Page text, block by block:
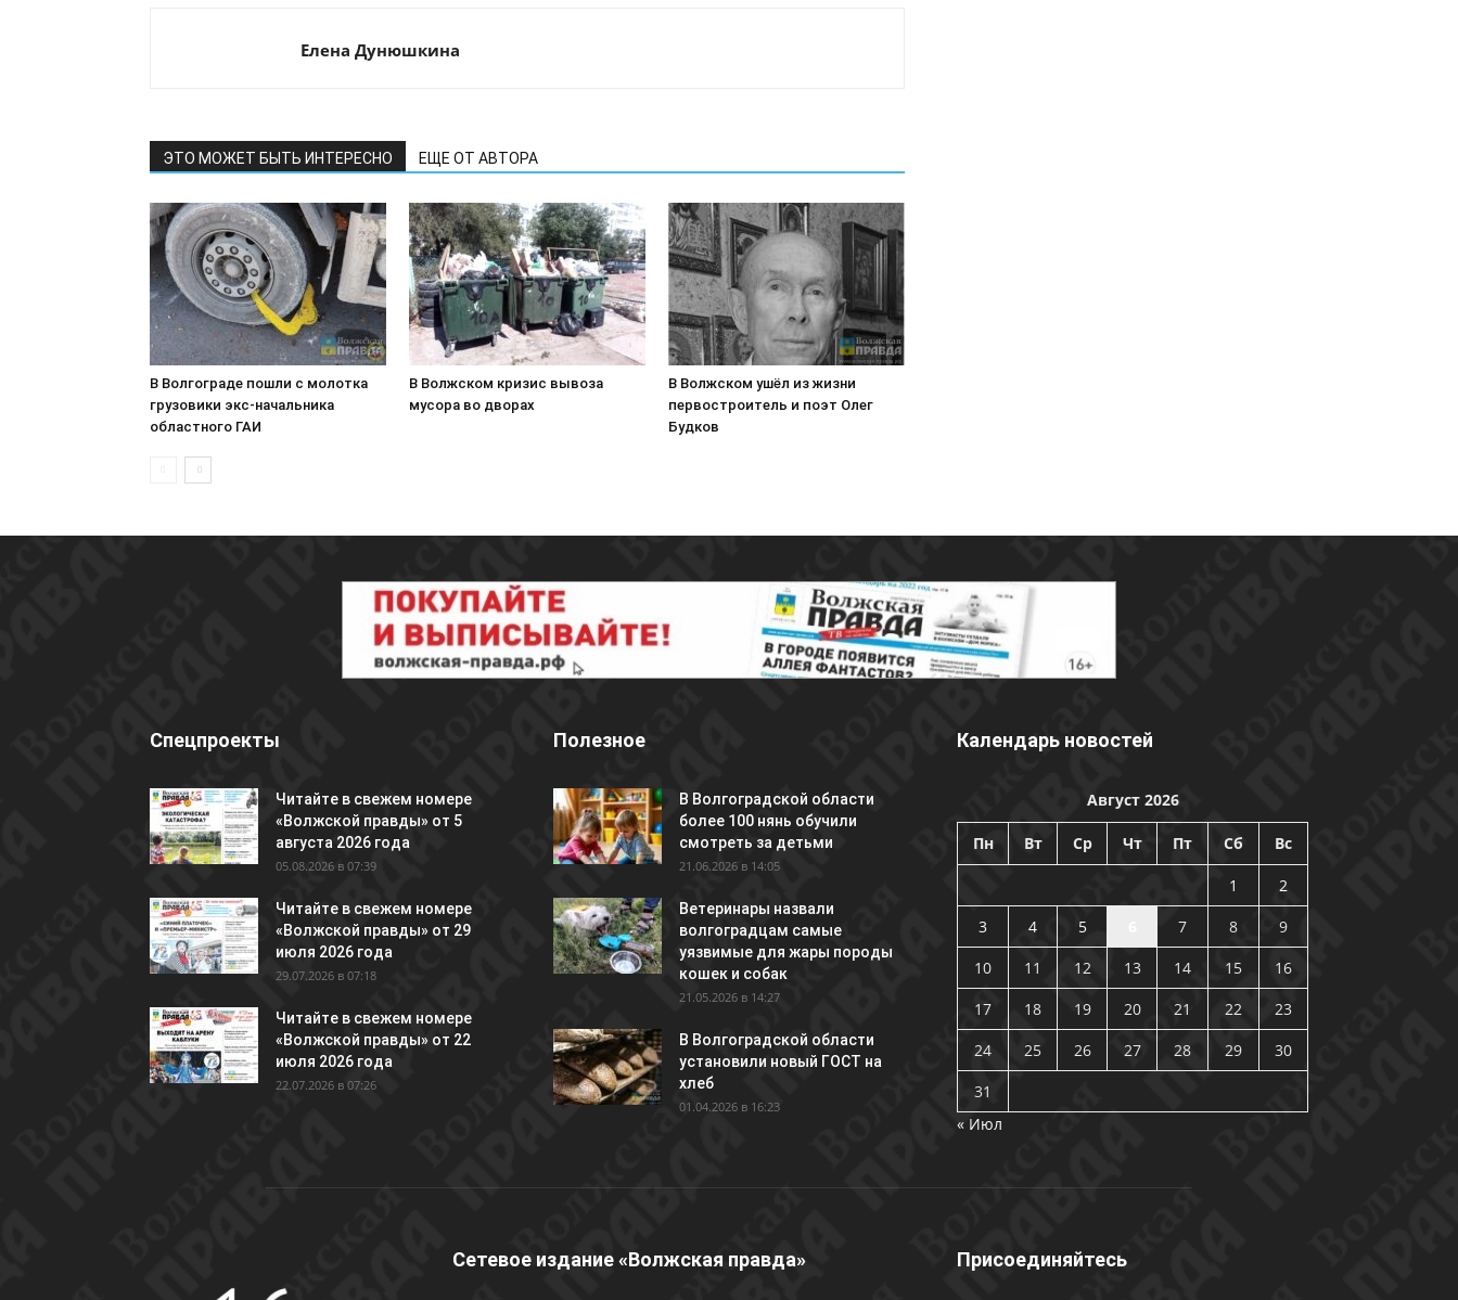
Елена Дунюшкина
ЭТО МОЖЕТ БЫТЬ ИНТЕРЕСНО ЕЩЕ ОТ АВТОРА
В Волгограде пошли с молотка
грузовики экс-начальника
областного ГАИ
В Волжском кризис вывоза
мусора во дворах
В Волжском ушёл из жизни
первостроитель и поэт Олег
Будков
Спецпроекты
Читайте в свежем номере
«Волжской правды» от 5
августа 2026 года
05.08.2026 в 07:39
Читайте в свежем номере
«Волжской правды» от 29
июля 2026 года
29.07.2026 в 07:18
Читайте в свежем номере
«Волжской правды» от 22
июля 2026 года
22.07.2026 в 07:26
Полезное
В Волгоградской области
более 100 нянь обучили
смотреть за детьми
21.06.2026 в 14:05
Ветеринары назвали
волгоградцам самые
уязвимые для жары породы
кошек и собак
21.05.2026 в 14:27
В Волгоградской области
установили новый ГОСТ на
хлеб
01.04.2026 в 16:23
Календарь новостей
Август 2026
Пн Вт Ср Чт Пт Сб Вс
1
2
3
4 5 7 8
9
10
11 12 13 14 15
16
17
18 19 20 21 22
23
24
25 26 27 28 29
30
31
« Июл
Сетевое издание «Волжская правда» Присоединяйтесь